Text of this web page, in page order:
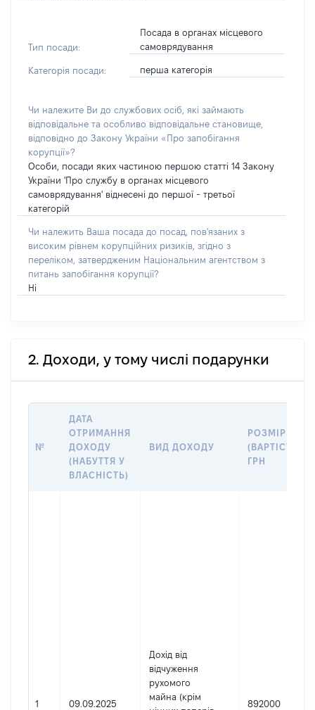
Тип посади:
Посада в органах місцевого
самоврядування
Категорія посади: перша категорія
Чи належите Ви до службових осіб, які займають
відповідальне та особливо відповідальне становище,
відповідно до Закону України «Про запобігання
корупції»?
Особи, посади яких частиною першою статті 14 Закону
України 'Про службу в органах місцевого
самоврядування' віднесені до першої - третьої
категорій
Чи належить Ваша посада до посад, пов'язаних з
високим рівнем корупційних ризиків, згідно з
переліком, затвердженим Національним агентством з
питань запобігання корупції?
Ні
2. Доходи, у тому числі подарунки
№
ДАТА
ОТРИМАННЯ
ДОХОДУ
(НАБУТТЯ У
ВЛАСНІСТЬ)
ВИД ДОХОДУ
РОЗМІР
(ВАРТІСТЬ),
ГРН
1 09.09.2025
Дохід від
відчуження
рухомого
майна (крім
892000